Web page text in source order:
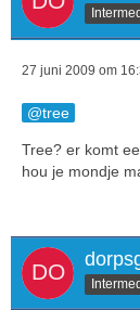
27 juni 2009 om
tree
Tree? er komt
hou je mondje